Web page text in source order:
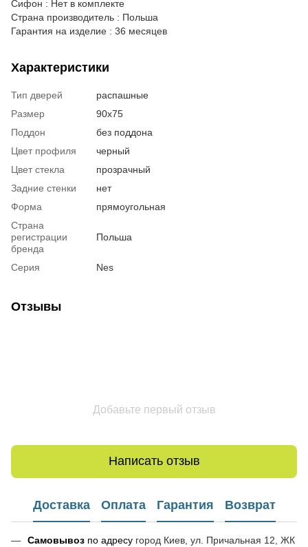
Сифон : Нет в комплекте
Страна производитель : Польша
Гарантия на изделие : 36 месяцев
Характеристики
Тип дверей
распашные
Размер
90x75
Поддон
без поддона
Цвет профиля
черный
Цвет стекла
прозрачный
Задние стенки
нет
Форма
прямоугольная
Страна
регистрации
бренда
Польша
Серия Nes
Отзывы
Добавьте первый отзыв
Написать отзыв
Доставка Оплата Гарантия Возврат
Самовывоз по адресу город Киев, ул. Причальная 12, ЖК